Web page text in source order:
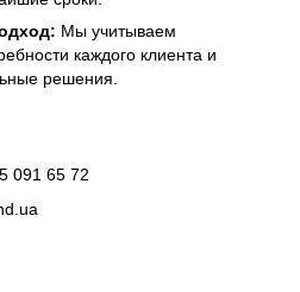
Мы учитываем
каждого клиента и
решения.
091 65 72